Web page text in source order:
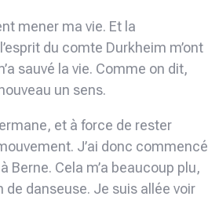
mener ma vie. Et la
du comte Durkheim m’ont
sauvé la vie. Comme on dit,
un sens.
et à force de rester
J’ai donc commencé
Berne. Cela m’a beaucoup plu,
de danseuse. Je suis allée voir